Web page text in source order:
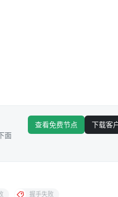
面
查看免费节点 下载客
握手失败